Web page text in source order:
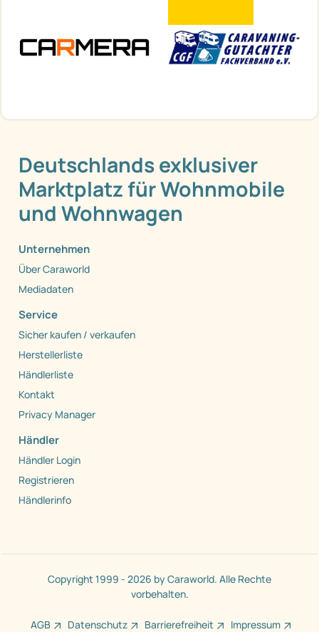
Deutschlands exklusiver
Marktplatz für Wohnmobile
und Wohnwagen
Unternehmen
Über Caraworld
Mediadaten
Service
Sicher kaufen / verkaufen
Herstellerliste
Händlerliste
Kontakt
Privacy Manager
Händler
Händler Login
Registrieren
Händlerinfo
Copyright 1999 - 2026 by Caraworld. Alle Rechte
vorbehalten.
AGB Datenschutz Barrierefreiheit Impressum